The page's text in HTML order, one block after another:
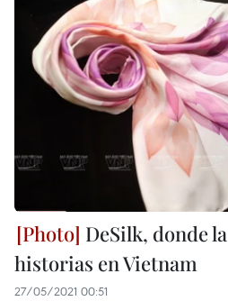
DeSilk, donde
historias en Vietnam
27/05/2021 00:51